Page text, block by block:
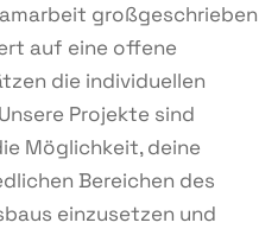
großgeschrieben
auf eine offene
die individuellen
Projekte sind
Möglichkeit, deine
Bereichen des
einzusetzen und